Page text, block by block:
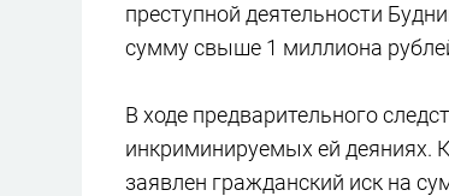
преступной деятельности
сумму свыше 1 миллиона
В ходе предварительного
инкриминируемых ей деяниях.
заявлен гражданский иск на